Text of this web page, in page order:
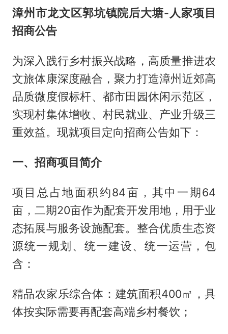
漳州市龙文区郭坑镇院后大塘-人家项目
招商公告
为深入践行乡村振兴战略，高质量推进农
文旅体康深度融合，聚力打造漳州近郊高
品质微度假标杆、都市田园休闲示范区，
实现村集体增收、村民就业、产业升级三
重效益。现就项目定向招商公告如下：
一、招商项目简介
项目总占地面积约84亩，其中一期64
亩，二期20亩作为配套开发用地，用于业
态拓展与服务设施配套。整合优质生态资
源统一规划、统一建设、统一运营，包
含：
精品农家乐综合体：建筑面积400㎡，具
体按实际需要再配套高端乡村餐饮；